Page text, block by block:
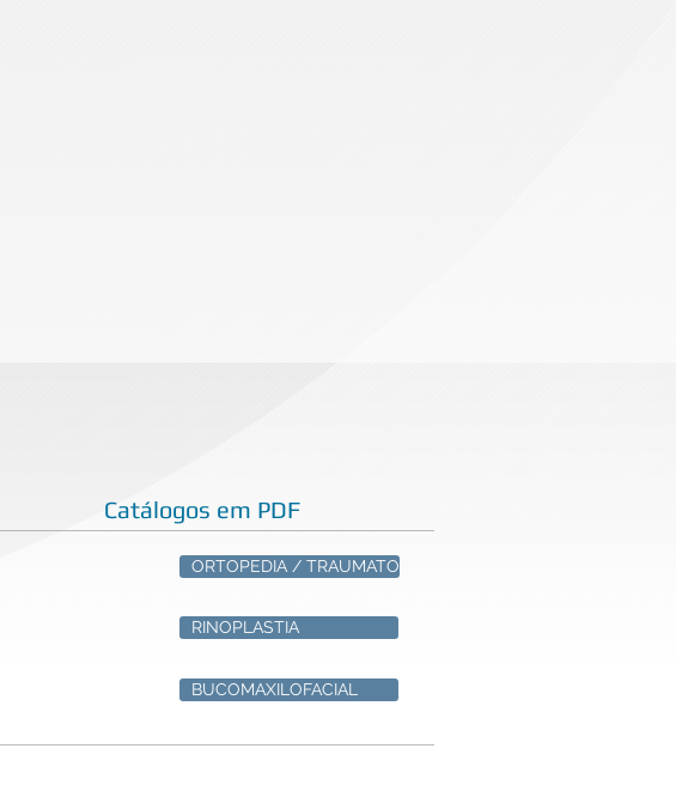
Catálogos em PDF
RINOPLASTIA
BUCOMAXILOFACIAL
ORTOPEDIA / TRAUMATO